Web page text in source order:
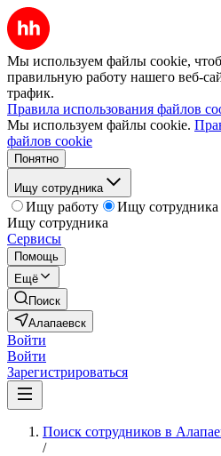
Мы используем файлы cookie,
правильную работу нашего веб-
трафик.
Правила использования файлов
Мы используем файлы cookie.
файлов cookie
Понятно
Ищу сотрудника
Ищу работу
Ищу сотрудника
Ищу сотрудника
Сервисы
Помощь
Ещё
Поиск
Алапаевск
Войти
Войти
Зарегистрироваться
Поиск сотрудников в
/